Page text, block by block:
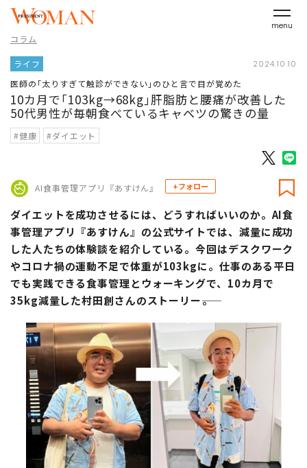
menu
コラム
ライフ 2024.10.10
医師の｢太りすぎて触診ができない｣のひと言で目が覚めた
10カ月で｢103kg→68kg｣肝脂肪と腰痛が改善した
50代男性が毎朝食べているキャベツの驚きの量
#健康 #ダイエット
AI食事管理アプリ『あすけん』 +フォロー
ダイエットを成功させるには、どうすればいいのか。AI食
事管理アプリ『あすけん』の公式サイトでは、減量に成功
した人たちの体験談を紹介している。今回はデスクワーク
やコロナ禍の運動不足で体重が103kgに。仕事のある平日
でも実践できる食事管理とウォーキングで、10カ月で
35kg減量した村田創さんのストーリー――。